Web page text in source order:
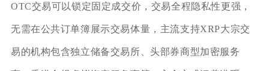
OTC交易可以锁定固定成交价，交易全程隐私性更强，
无需在公共订单簿展示交易体量，主流支持XRP大宗交
易的机构包含独立储备交易所、头部券商型加密服务